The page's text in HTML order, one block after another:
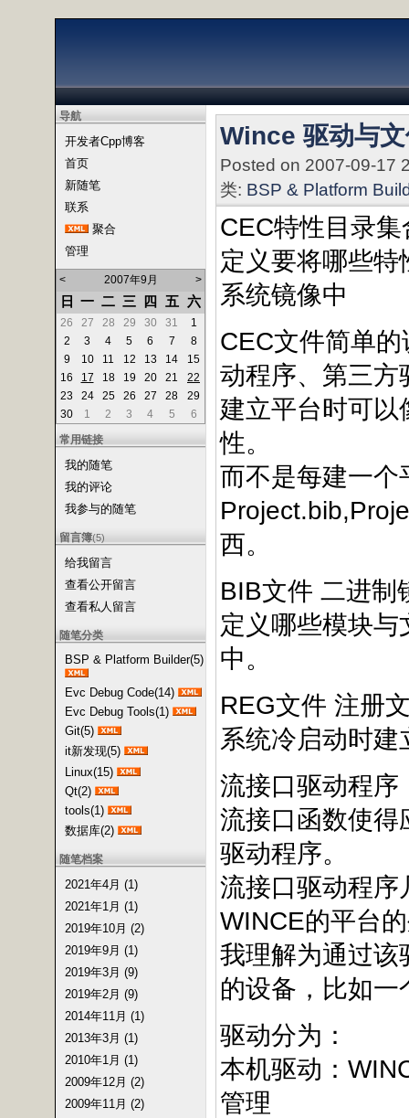
导航
开发者Cpp博客
首页
新随笔
联系
聚合
管理
< 2007年9月 >
日 一 二 三 四 五 六
26 27 28 29 30 31
1
2
3 4 5 6 7
8
9
10 11 12 13 14
15
16
17 18 19 20 21
22
23
24 25 26 27 28
29
30
1 2 3 4 5
6
常用链接
我的随笔
我的评论
我参与的随笔
留言簿(5)
给我留言
查看公开留言
查看私人留言
随笔分类
BSP & Platform Builder(5)
Evc Debug Code(14)
Evc Debug Tools(1)
Git(5)
it新发现(5)
Linux(15)
Qt(2)
tools(1)
数据库(2)
随笔档案
2021年4月 (1)
2021年1月 (1)
2019年10月 (2)
2019年9月 (1)
2019年3月 (9)
2019年2月 (9)
2014年11月 (1)
2013年3月 (1)
2010年1月 (1)
2009年12月 (2)
2009年11月 (2)
Wince 驱动与
Posted on 2007-09-17
类: BSP & Platform
CEC特性目录
定义要将哪些
系统镜像中
CEC文件简单
动程序、第三方
建立平台时可以
性。
而不是每建一个
西。
BIB文件 二进制
定义哪些模块
中。
REG文件 注册
系统冷启动时
流接口驱动程序
流接口函数使得
驱动程序。
流接口驱动程序
WINCE的平台
我理解为通过该
的设备，比如一
驱动分为：
本机驱动：
管理